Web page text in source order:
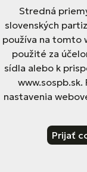
Stredná
slovenských
používa na tomto
použité za
sídla alebo k
nastavenia
Prijať